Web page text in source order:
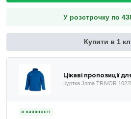
У розстрочку по
Купити в 1
Цікаві пропозиції
Куртка Joma TRIVOR
в наявності